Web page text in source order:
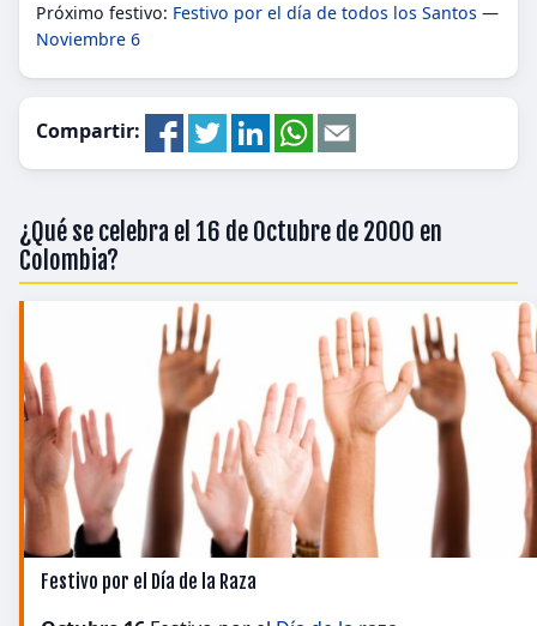
Próximo festivo: Festivo por el día de todos los Santos —
Noviembre 6
Compartir:
¿Qué se celebra el 16 de Octubre de 2000 en
Colombia?
Festivo por el Día de la Raza